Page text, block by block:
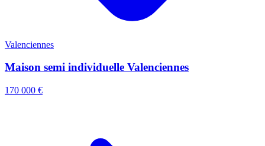
Valenciennes
Maison semi individuelle Valenciennes
170 000 €